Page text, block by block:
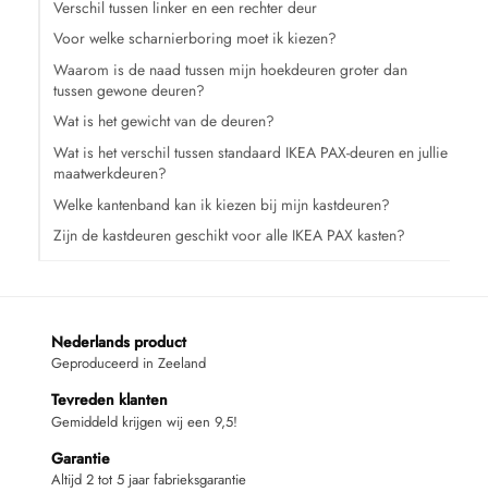
Verschil tussen linker en een rechter deur
Voor welke scharnierboring moet ik kiezen?
Waarom is de naad tussen mijn hoekdeuren groter dan
tussen gewone deuren?
Wat is het gewicht van de deuren?
Wat is het verschil tussen standaard IKEA PAX-deuren en jullie
maatwerkdeuren?
Welke kantenband kan ik kiezen bij mijn kastdeuren?
Zijn de kastdeuren geschikt voor alle IKEA PAX kasten?
Nederlands product
Geproduceerd in Zeeland
Tevreden klanten
Gemiddeld krijgen wij een 9,5!
Garantie
Altijd 2 tot 5 jaar fabrieksgarantie